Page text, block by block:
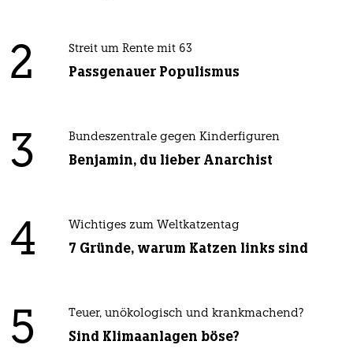
2 Streit um Rente mit 63
Passgenauer Populismus
3 Bundeszentrale gegen Kinderfiguren
Benjamin, du lieber Anarchist
4 Wichtiges zum Weltkatzentag
7 Gründe, warum Katzen links sind
5 Teuer, unökologisch und krankmachend?
Sind Klimaanlagen böse?